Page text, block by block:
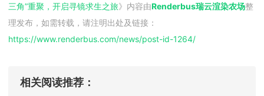
三角”重聚，开启寻镜求生之旅》内容由Renderbus瑞云渲染农场整
理发布，如需转载，请注明出处及链接：
https://www.renderbus.com/news/post-id-1264/
相关阅读推荐：